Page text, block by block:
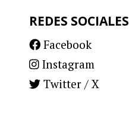
REDES SOCIALES
Facebook
Instagram
Twitter / X